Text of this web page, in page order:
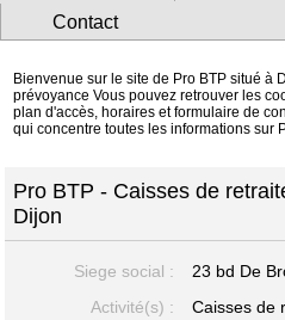
Contact
Bienvenue sur le site de Pro BTP situé à
prévoyance Vous pouvez retrouver les
plan d'accès, horaires et formulaire de
qui concentre toutes les informations sur
Pro BTP - Caisses de
Dijon
Siege social : 23 bd De
Activité(s) :
Caisses de